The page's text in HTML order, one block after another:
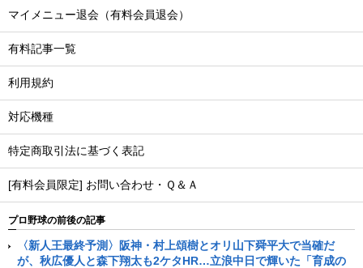
マイメニュー退会（有料会員退会）
有料記事一覧
利用規約
対応機種
特定商取引法に基づく表記
[有料会員限定] お問い合わせ・Ｑ＆Ａ
プロ野球の前後の記事
〈新人王最終予測〉阪神・村上頌樹とオリ山下舜平大で当確だ
が、秋広優人と森下翔太も2ケタHR…立浪中日で輝いた「育成の